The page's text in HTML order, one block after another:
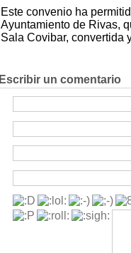
Este convenio ha
Ayuntamiento de Rivas,
Sala Covibar, convertida
Escribir un comentario